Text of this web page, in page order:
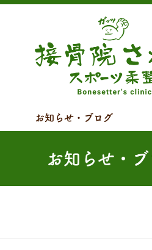
お知らせ・ブログ
お知らせ・